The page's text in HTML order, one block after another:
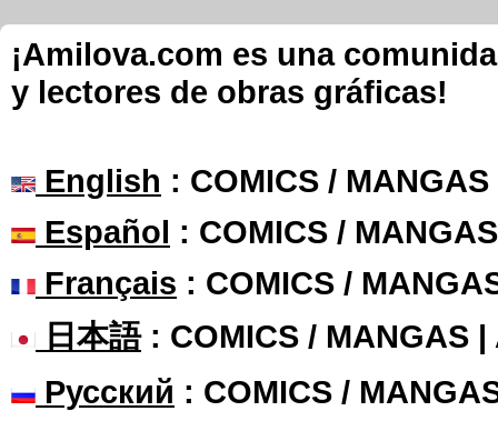
¡Amilova.com es una
y lectores de obras gráficas!
English : COMICS /
Español : COMICS /
Français : COMICS /
日本語: COMICS / MANGAS |
Русский : COMICS /